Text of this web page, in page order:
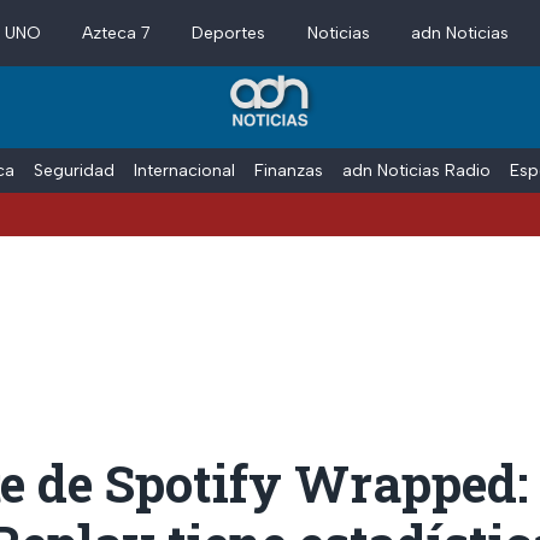
Azteca 7 Deportes Noticias adn Noticias
Seguridad Internacional Finanzas adn Noticias Radio
de Spotify